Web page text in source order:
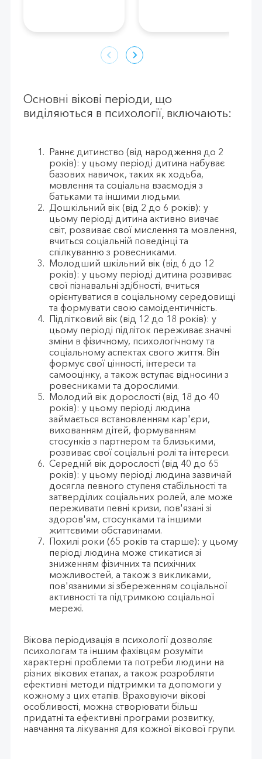
Основні вікові періоди, що
виділяються в психології, включають:
Раннє дитинство (від народження до 2
років): у цьому періоді дитина набуває
базових навичок, таких як ходьба,
мовлення та соціальна взаємодія з
батьками та іншими людьми.
Дошкільний вік (від 2 до 6 років): у
цьому періоді дитина активно вивчає
світ, розвиває свої мислення та мовлення,
вчиться соціальній поведінці та
спілкуванню з ровесниками.
Молодший шкільний вік (від 6 до 12
років): у цьому періоді дитина розвиває
свої пізнавальні здібності, вчиться
орієнтуватися в соціальному середовищі
та формувати свою самоідентичність.
Підлітковий вік (від 12 до 18 років): у
цьому періоді підліток переживає значні
зміни в фізичному, психологічному та
соціальному аспектах свого життя. Він
формує свої цінності, інтереси та
самооцінку, а також вступає відносини з
ровесниками та дорослими.
Молодий вік дорослості (від 18 до 40
років): у цьому періоді людина
займається встановленням кар'єри,
вихованням дітей, формуванням
стосунків з партнером та близькими,
розвиває свої соціальні ролі та інтереси.
Середній вік дорослості (від 40 до 65
років): у цьому періоді людина зазвичай
досягла певного ступеня стабільності та
затверділих соціальних ролей, але може
переживати певні кризи, пов'язані зі
здоров'ям, стосунками та іншими
життєвими обставинами.
Похилі роки (65 років та старше): у цьому
періоді людина може стикатися зі
зниженням фізичних та психічних
можливостей, а також з викликами,
пов'язаними зі збереженням соціальної
активності та підтримкою соціальної
мережі.
Вікова періодизація в психології дозволяє
психологам та іншим фахівцям розуміти
характерні проблеми та потреби людини на
різних вікових етапах, а також розробляти
ефективні методи підтримки та допомоги у
кожному з цих етапів. Враховуючи вікові
особливості, можна створювати більш
придатні та ефективні програми розвитку,
навчання та лікування для кожної вікової групи.